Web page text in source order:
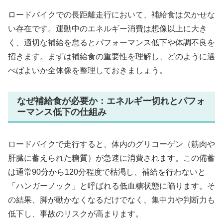
ロードバイクでの長距離走行において、補給食は欠かせな
い存在です。運動中のエネルギー消費は想像以上に大き
く、適切な補給を怠るとパフォーマンス低下や体調不良を
招きます。まずは補給食の重要性を理解し、どのように選
べばよいか全体像を整理しておきましょう。
なぜ補給食が必要か：エネルギー切れとパフォ
ーマンス低下の仕組み
ロードバイクで走行すると、体内のグリコーゲン（筋肉や
肝臓に蓄えられた糖質）が急速に消費されます。この備蓄
は通常90分から120分程度で枯渇し、補給を行わないと
「ハンガーノック」と呼ばれる低血糖状態に陥ります。そ
の結果、脚が動かなくなるだけでなく、集中力や判断力も
低下し、事故のリスクが高まります。